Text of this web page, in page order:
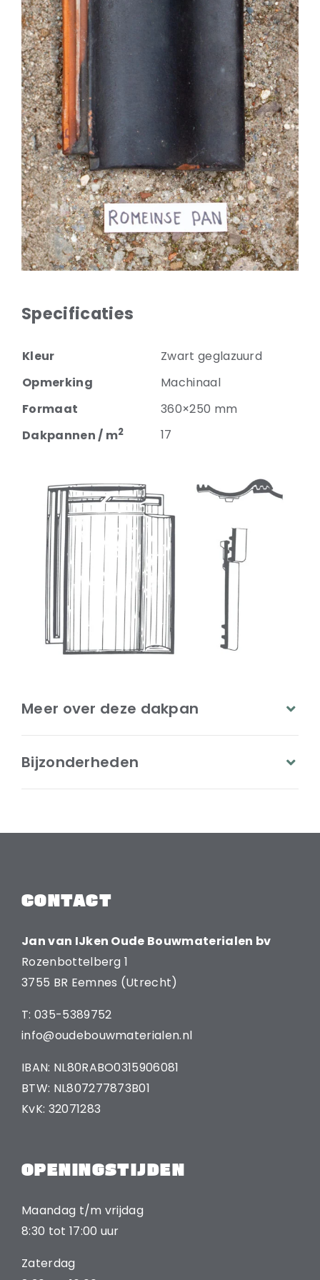
Natuurstenen bakken
Wandtegels
HEKWERK
KASTEN
BANKEN
BALKEN
RADIATOREN
BADEN
LAMPEN
KEUKENBLOKKEN
SCHOUWEN
TRAPPEN
PORSELEINEN BAKKEN
Specificaties
Kleur
Zwart geglazuurd
Opmerking
Machinaal
Formaat
360×250 mm
Dakpannen / m2 17
Meer over deze dakpan
Bijzonderheden
CONTACT
Jan van IJken Oude Bouwmaterialen bv
Rozenbottelberg 1
3755 BR Eemnes (Utrecht)
T: 035-5389752
info@oudebouwmaterialen.nl
IBAN: NL80RABO0315906081
BTW: NL807277873B01
KvK: 32071283
OPENINGSTIJDEN
Maandag t/m vrijdag
8:30 tot 17:00 uur
Zaterdag